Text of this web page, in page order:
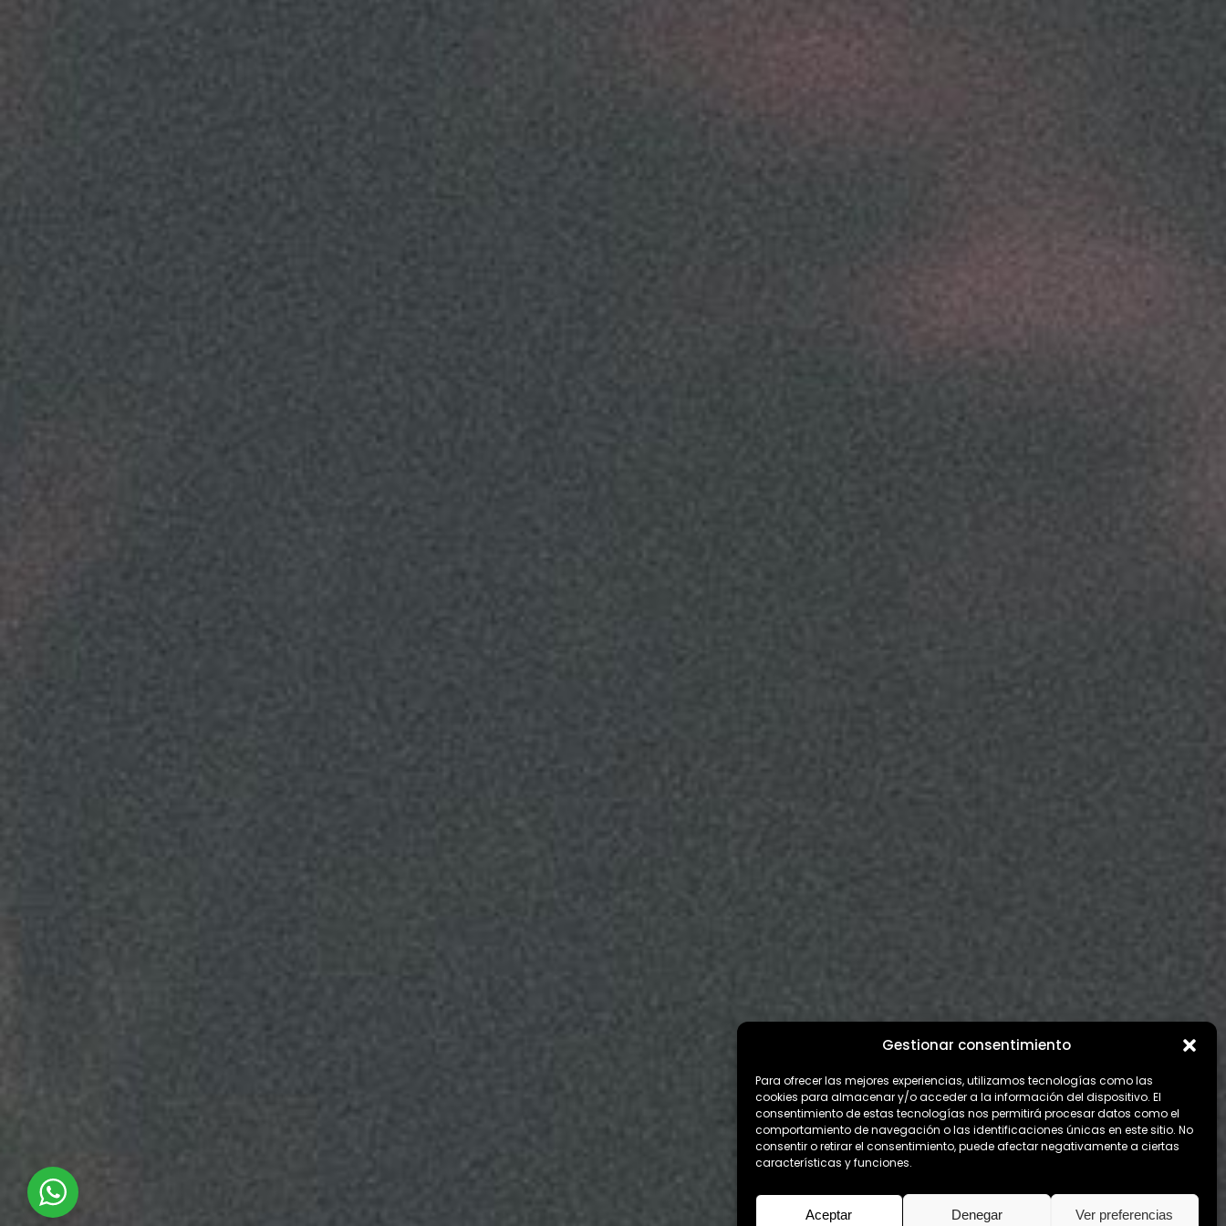
Gestionar consentimiento
Para ofrecer las mejores experiencias, utilizamos tecnologías como las
cookies para almacenar y/o acceder a la información del dispositivo. El
consentimiento de estas tecnologías nos permitirá procesar datos como el
comportamiento de navegación o las identificaciones únicas en este sitio. No
consentir o retirar el consentimiento, puede afectar negativamente a ciertas
características y funciones.
Aceptar Denegar Ver preferencias